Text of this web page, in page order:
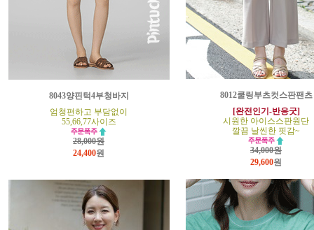
8043양핀턱4부청바지
엄청편하고 부담없이
55,66,77사이즈
28,000원
24,400원
8012쿨링부츠컷스판팬츠
[완전인기-반응굿]
시원한 아이스스판원단
깔끔 날씬한 핏감~
34,000원
29,600원